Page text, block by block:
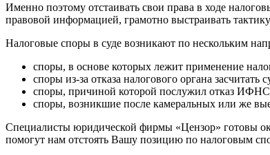
Именно поэтому отстаивать свои права в ходе
правовой информацией, грамотно выстраивать
Налоговые споры в суде возникают по нескольким
споры, в основе которых лежит применение
споры из-за отказа налогового органа
споры, причиной которой послужил отказ ИФНС
споры, возникшие после камеральных или же
Специалисты юридической фирмы «Цензор» готовы
помогут нам отстоять Вашу позицию по налоговым